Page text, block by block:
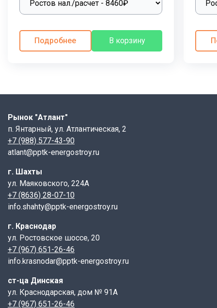
проложенных как под землёй на глубине от 0,5 до 6
железобетонных лотков.Плиты обеспечивают
герметичность и защищают компоненты теплотрасс от
внешних воздействий агрессивной среды и
(3,20х1,35х0,20) с/о 700, ТПР 901-09-11.84
П – плита используется для накрытия круглых
колодцев;
26 – порядковый индекс типоразмера ж/б
изделия;
вертикальной нагрузки в тс/м2;
Б – конструктивные особенности.
Пременение:
Современное строительство водопроводных систем
невозможно представить без использования
высокопрочных и долговечных железобетонных
изделий, производимых промышленным способом.
являются плиты перекрытия лотков, которые играют
незаменимую роль в создании надежных и
безопасных колодцев. Эти плиты, в частности, типа
Подробнее В корзину
Рынок "Атлант"
п. Янтарный, ул. Атлантическая, 2
+7 (988) 577-43-90
atlant@pptk-energostroy.ru
г. Шахты
ул. Маяковского, 224А
+7 (8636) 28-07-10
info.shahty@pptk-energostroy.ru
г. Краснодар
ул. Ростовское шоссе, 20
+7 (967) 651-26-46
info.krasnodar@pptk-energostroy.ru
ст-ца Динская
ул. Краснодарская, дом № 91А
+7 (967) 651-26-46